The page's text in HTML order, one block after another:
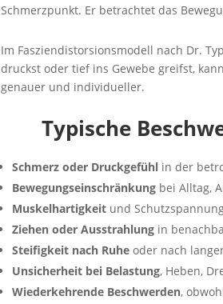
Schmerzpunkt. Er betrachtet das
Im Fasziendistorsionsmodell nach Dr.
druckst oder tief ins Gewebe greifst,
genauer und individueller.
Typische
Schmerz oder Druckgefühlin der
Bewegungseinschränkungbei Alltag,
Muskelhartigkeitund
Ziehen oder Ausstrahlungin
Steifigkeit nach Ruheoder nach
Unsicherheit bei Belastung, Heben,
Wiederkehrende Beschwerden,